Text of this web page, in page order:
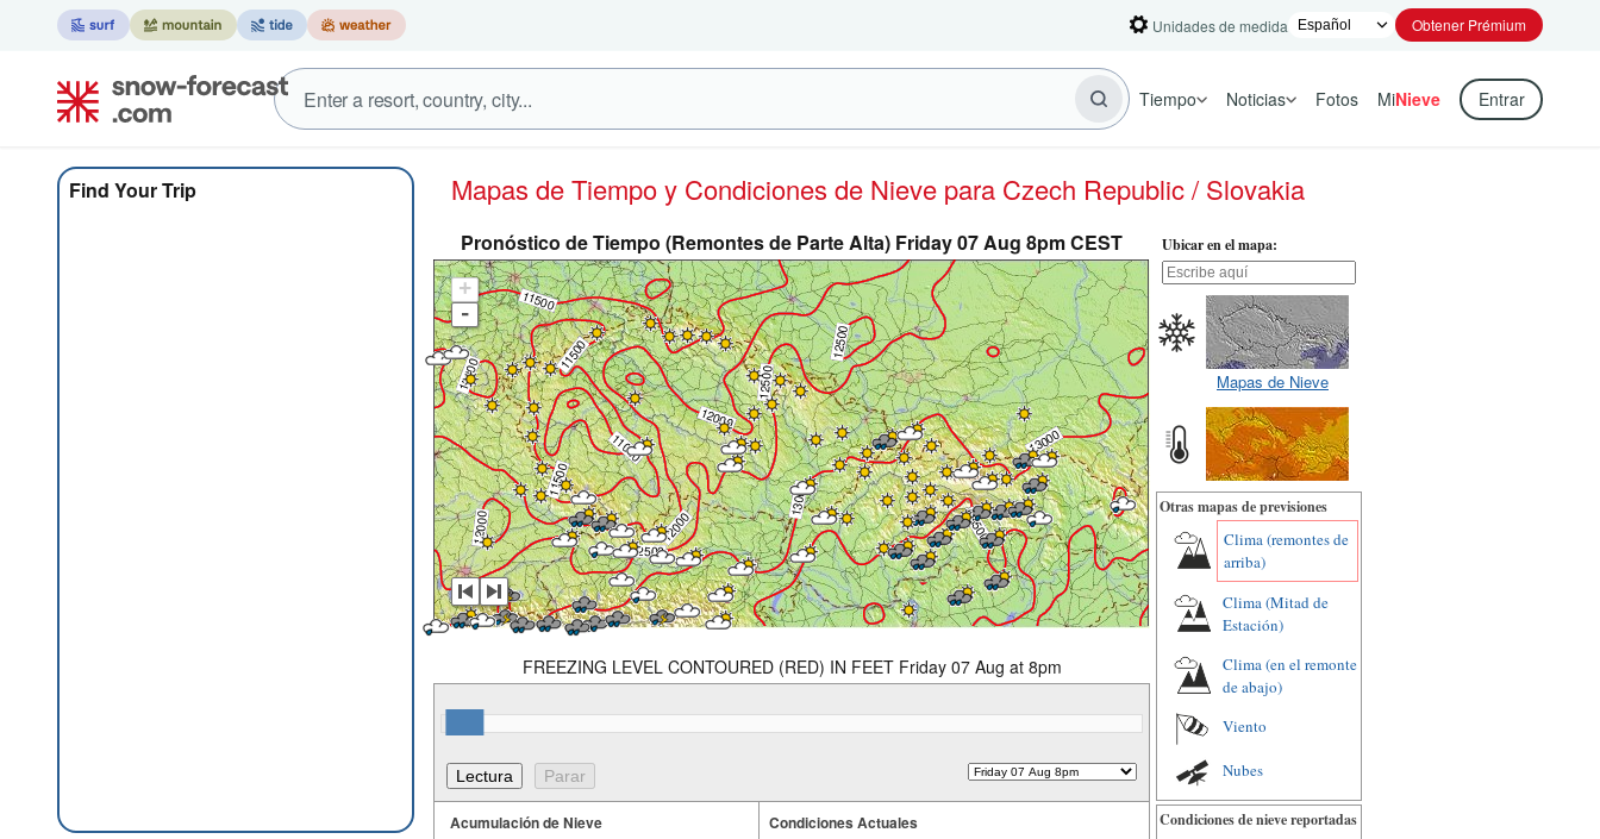
Unidades de medida Obtener Prémium
Tiempo Noticias Fotos MiNieve Entrar
Find Your Trip Mapas de Tiempo y Condiciones de Nieve para Czech Republic / Slovakia
Pronóstico de Tiempo (Remontes de Parte Alta) Friday 07 Aug 8pm CEST
+
-
FREEZING LEVEL CONTOURED (RED) IN FEET Friday 07 Aug at 8pm
Acumulación de Nieve Condiciones Actuales
Ubicar en el mapa:
Mapas de Nieve
Otras mapas de previsiones
Clima (remontes de
arriba)
Clima (Mitad de
Estación)
Clima (en el remonte
de abajo)
Viento
Nubes
Condiciones de nieve reportadas